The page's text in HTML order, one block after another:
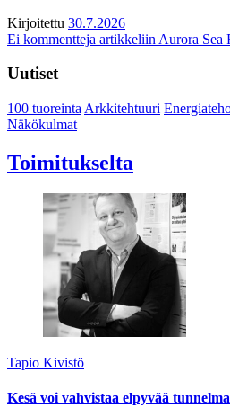
Kirjoitettu 30.7.2026
Ei kommentteja artikkeliin Aurora Sea
Uutiset
100 tuoreinta Arkkitehtuuri
Näkökulmat
Toimitukselta
Tapio Kivistö
Kesä voi vahvistaa elpyvää